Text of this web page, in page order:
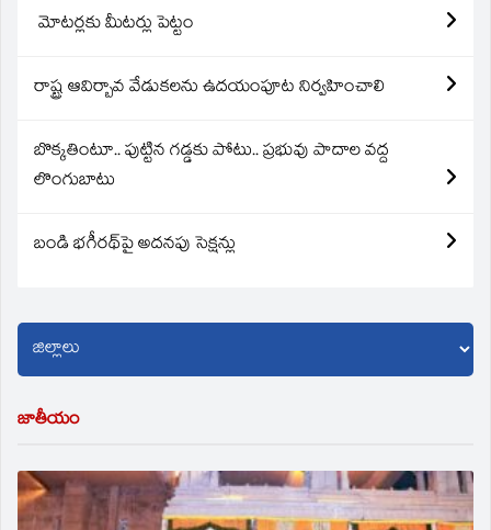
మోటర్లకు మీటర్లు పెట్టం
రాష్ట్ర ఆవిర్బావ వేడుకలను ఉదయంపూట నిర్వహించాలి
బొక్కతింటూ.. పుట్టిన గడ్డకు పోటు.. ప్రభువు పాదాల వద్ద
లొంగుబాటు
బండి భగీరథ్‌పై అదనపు సెక్షన్లు
జాతీయం